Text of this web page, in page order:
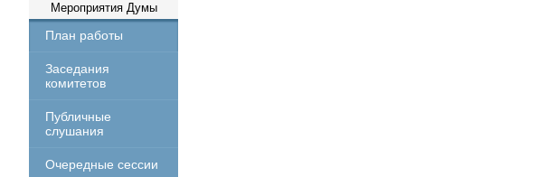
Мероприятия Думы
План работы
Заседания
комитетов
Публичные
слушания
Очередные сессии